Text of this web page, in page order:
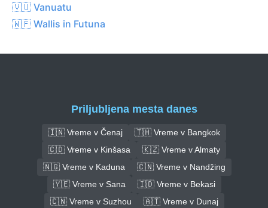
🇻🇺 Vanuatu
🇼🇫 Wallis in Futuna
Priljubljena mesta danes
🇮🇳 Vreme v Čenaj
🇹🇭 Vreme v Bangkok
🇨🇩 Vreme v Kinšasa
🇰🇿 Vreme v Almaty
🇳🇬 Vreme v Kaduna
🇨🇳 Vreme v Nandžing
🇾🇪 Vreme v Sana
🇮🇩 Vreme v Bekasi
🇨🇳 Vreme v Suzhou
🇦🇹 Vreme v Dunaj